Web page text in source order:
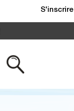
S'inscrire